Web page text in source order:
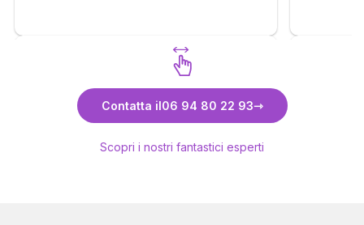
Contatta il06 94 80 22 93
Scopri i nostri fantastici esperti